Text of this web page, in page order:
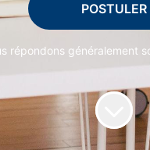
POSTULER
répondons généralement